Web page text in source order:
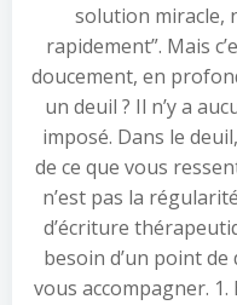
solution miracle,
rapidement”. Mais
doucement, en
un deuil ? Il n’y a
imposé. Dans le
de ce que vous
n’est pas la
d’écriture
besoin d’un point
vous accompagner.